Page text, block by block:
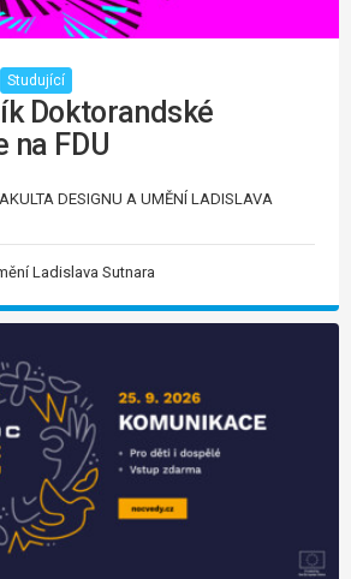
Studující
Doktorandské
na FDU
DESIGNU A UMĚNÍ LADISLAVA
Ladislava Sutnara